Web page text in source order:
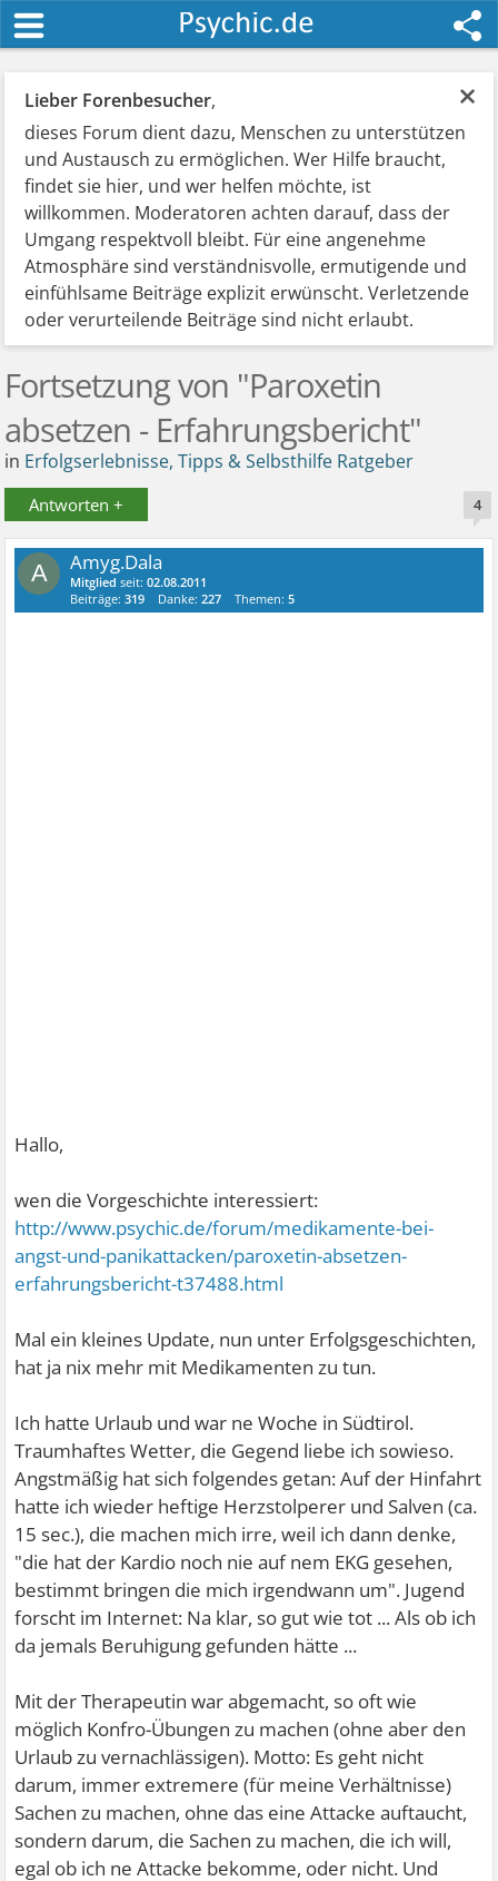
×
Lieber Forenbesucher,
dieses Forum dient dazu, Menschen zu unterstützen
und Austausch zu ermöglichen. Wer Hilfe braucht,
findet sie hier, und wer helfen möchte, ist
willkommen. Moderatoren achten darauf, dass der
Umgang respektvoll bleibt. Für eine angenehme
Atmosphäre sind verständnisvolle, ermutigende und
einfühlsame Beiträge explizit erwünscht. Verletzende
oder verurteilende Beiträge sind nicht erlaubt.
Fortsetzung von "Paroxetin
absetzen - Erfahrungsbericht"
in Erfolgserlebnisse, Tipps & Selbsthilfe Ratgeber
Antworten + 4
A Amyg.Dala
Mitglied seit:02.08.2011
Beiträge:319 Danke:227 Themen:5
Hallo,
wen die Vorgeschichte interessiert:
http://www.psychic.de/forum/medikamente-bei-
angst-und-panikattacken/paroxetin-absetzen-
erfahrungsbericht-t37488.html
Mal ein kleines Update, nun unter Erfolgsgeschichten,
hat ja nix mehr mit Medikamenten zu tun.
Ich hatte Urlaub und war ne Woche in Südtirol.
Traumhaftes Wetter, die Gegend liebe ich sowieso.
Angstmäßig hat sich folgendes getan: Auf der Hinfahrt
hatte ich wieder heftige Herzstolperer und Salven (ca.
15 sec.), die machen mich irre, weil ich dann denke,
"die hat der Kardio noch nie auf nem EKG gesehen,
bestimmt bringen die mich irgendwann um". Jugend
forscht im Internet: Na klar, so gut wie tot ... Als ob ich
da jemals Beruhigung gefunden hätte ...
Mit der Therapeutin war abgemacht, so oft wie
möglich Konfro-Übungen zu machen (ohne aber den
Urlaub zu vernachlässigen). Motto: Es geht nicht
darum, immer extremere (für meine Verhältnisse)
Sachen zu machen, ohne das eine Attacke auftaucht,
sondern darum, die Sachen zu machen, die ich will,
egal ob ich ne Attacke bekomme, oder nicht. Und